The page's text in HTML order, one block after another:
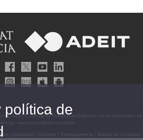
ADEIT, Fundació Universitat-Empresa de la Universitat de
www.uv.es/titulos-propios/
privacidad Cookies Transparencia Bústia de contacte
política de